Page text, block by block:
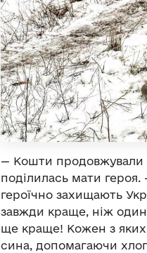
— Кошти продовжували
поділилась мати
героїчно захищають
завжди краще, ніж
ще краще! Кожен з яких
сина, допомагаючи